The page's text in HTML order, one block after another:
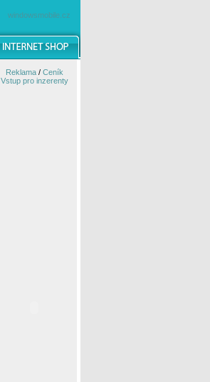
windowsmobile.cz
Reklama/ Ceník
Vstup pro inzerenty